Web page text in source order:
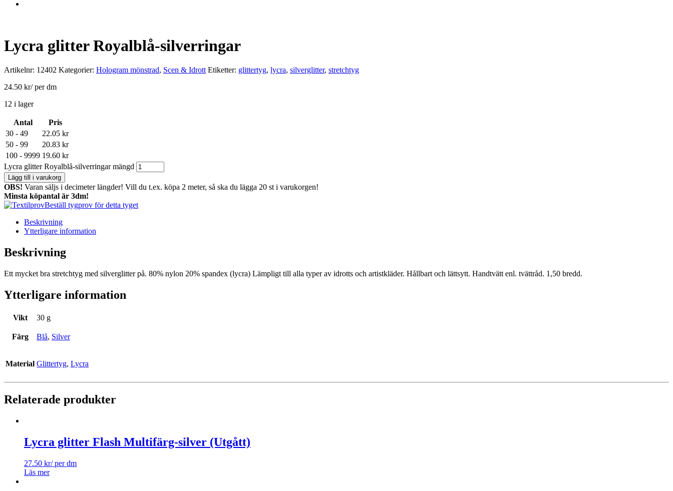
Lycra glitter Royalblå-silverringar
Artikelnr: 12402 Kategorier: Hologram mönstrad, Scen & Idrott Etiketter: glittertyg, lycra, silverglitter, stretchtyg
24.50 kr/ per dm
12 i lager
Antal
Pris
30 - 49
22.05 kr
50 - 99
20.83 kr
100 - 9999 19.60 kr
Lycra glitter Royalblå-silverringar mängd
Lägg till i varukorg
OBS! Varan säljs i decimeter längder! Vill du t.ex. köpa 2 meter, så ska du lägga 20 st i varukorgen!
Minsta köpantal är 3dm!
Beställ tygprov för detta tyget
Beskrivning
Ytterligare information
Beskrivning
Ett mycket bra stretchtyg med silverglitter på. 80% nylon 20% spandex (lycra) Lämpligt till alla typer av idrotts och artistkläder. Hållbart och lättsytt. Handtvätt enl. tvättråd. 1,50 bredd.
Ytterligare information
Vikt 30 g
Färg Blå, Silver
Material Glittertyg, Lycra
Relaterade produkter
Lycra glitter Flash Multifärg-silver (Utgått)
27.50 kr/ per dm
Läs mer